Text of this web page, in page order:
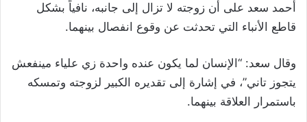
أحمد سعد على أن زوجته لا تزال إلى جانبه، نافياً بشكل
قاطع الأنباء التي تحدثت عن وقوع انفصال بينهما.
وقال سعد: “الإنسان لما يكون عنده واحدة زي علياء مينفعش
يتجوز تاني”، في إشارة إلى تقديره الكبير لزوجته وتمسكه
باستمرار العلاقة بينهما.